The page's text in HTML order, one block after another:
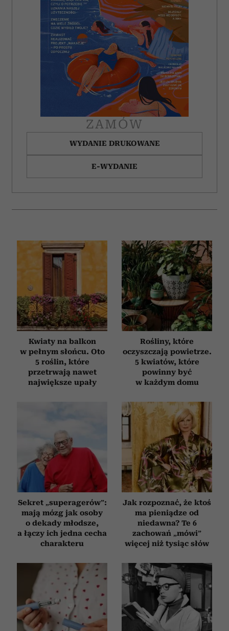
ZAMÓW
WYDANIE DRUKOWANE
E-WYDANIE
Kwiaty na balkon
w pełnym słońcu. Oto
5 roślin, które
przetrwają nawet
największe upały
Rośliny, które
oczyszczają powietrze.
5 kwiatów, które
powinny być
w każdym domu
Sekret „superagerów”:
mają mózg jak osoby
o dekady młodsze,
a łączy ich jedna cecha
charakteru
Jak rozpoznać, że ktoś
ma pieniądze od
niedawna? Te 6
zachowań „mówi”
więcej niż tysiąc słów